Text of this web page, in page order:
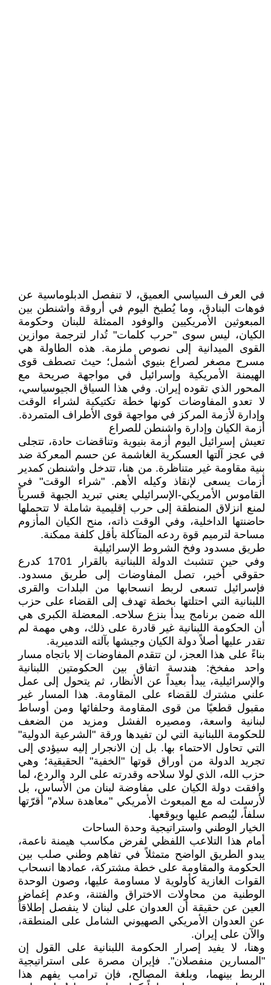
​في العرف السياسي العميق، لا تنفصل الدبلوماسية عن
فوهات البنادق، وما يُطبخ اليوم في أروقة واشنطن بين
المبعوثين الأمريكيين والوفود الممثلة للبنان وحكومة
الكيان، ليس سوى "حرب كلمات" تُدار لترجمة موازين
القوى الميدانية إلى نصوص ملزمة. هذه الطاولة هي
مسرح مصغر لصراع بنيوي أشمل؛ حيث تصطف قوى
الهيمنة الأمريكية وإسرائيل في مواجهة صريحة مع
المحور الذي تقوده إيران. وفي هذا السياق الجيوسياسي،
لا تعدو المفاوضات كونها خطة تكتيكية لشراء الوقت
وإدارة لأزمة المركز في مواجهة قوى الأطراف المتمردة.
​أزمة الكيان وإدارة واشنطن للصراع
تعيش إسرائيل اليوم أزمة بنيوية وتناقضات حادة، تتجلى
في عجز آلتها العسكرية الغاشمة عن حسم المعركة ضد
بنية مقاومة غير متناظرة. من هنا، تتدخل واشنطن كمدير
أزمات يسعى لإنقاذ وكيله الأهم. "شراء الوقت" في
القاموس الأمريكي-الإسرائيلي يعني تبريد الجبهة قسرياً
لمنع انزلاق المنطقة إلى حرب إقليمية شاملة لا تتحملها
حاضنتها الداخلية، وفي الوقت ذاته، منح الكيان المأزوم
مساحة لترميم قوة ردعه المتآكلة بأقل كلفة ممكنة.
​طريق مسدود وفخ الشروط الإسرائيلية
وفي حين تتشبث الدولة اللبنانية بالقرار 1701 كدرع
حقوقي أخير، تصل المفاوضات إلى طريق مسدود.
فإسرائيل تسعى لربط انسحابها من البلدات والقرى
اللبنانية التي احتلتها بخطة تهدف إلى القضاء على حزب
الله ضمن برنامج يبدأ بنزع سلاحه. المعضلة الكبرى هي
أن الحكومة اللبنانية غير قادرة على ذلك، وهي مهمة لم
تقدر عليها أصلاً دولة الكيان وجيشها بآلته التدميرية.
​بناءً على هذا العجز، لن تتقدم المفاوضات إلا باتجاه مسار
واحد مفخخ: هندسة اتفاق بين الحكومتين اللبنانية
والإسرائيلية، يبدأ بعيداً عن الأنظار، ثم يتحول إلى عمل
علني مشترك للقضاء على المقاومة. هذا المسار غير
مقبول قطعيًا من قوى المقاومة وحلفائها ومن أوساط
لبنانية واسعة، ومصيره الفشل ومزيد من الضعف
للحكومة اللبنانية التي لن تفيدها ورقة "الشرعية الدولية"
التي تحاول الاحتماء بها. بل إن الانجرار إليه سيؤدي إلى
تجريد الدولة من أوراق قوتها "الخفية" الحقيقية؛ وهي
حزب الله، الذي لولا سلاحه وقدرته على الرد والردع، لما
وافقت دولة الكيان على مفاوضة لبنان من الأساس، بل
لأرسلت له مع المبعوث الأمريكي "معاهدة سلام" أقرّتها
سلفاً، ليُبصم عليها ويوقعها.
​الخيار الوطني واستراتيجية وحدة الساحات
أمام هذا التلاعب اللفظي لفرض مكاسب هيمنة ناعمة،
يبدو الطريق الواضح متمثلاً في تفاهم وطني صلب بين
الحكومة والمقاومة على خطة مشتركة، عمادها انسحاب
القوات الغازية كأولوية لا مساومة عليها، وصون الوحدة
الوطنية من محاولات الاختراق والفتنة، وعدم إغماض
العين عن حقيقة أن العدوان على لبنان لا ينفصل إطلاقاً
عن العدوان الأمريكي الصهيوني الشامل على المنطقة،
والآن على إيران.
​وهنا، لا يفيد إصرار الحكومة اللبنانية على القول إن
"المسارين منفصلان". فإيران مصرة على استراتيجية
الربط بينهما، وبلغة المصالح، فإن ترامب يفهم هذا